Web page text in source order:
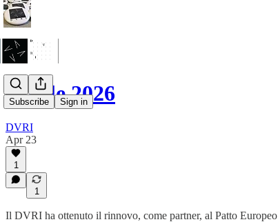
Subscribe Sign in
Aprile 2026
DVRI
Apr 23
1
1
Il DVRI ha ottenuto il rinnovo, come partner, al Patto